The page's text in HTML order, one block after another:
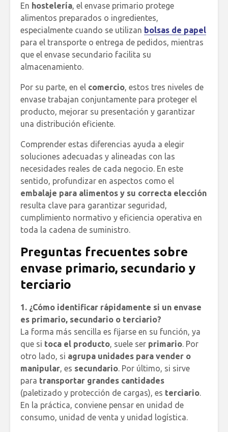
En hostelería , el envase primario protege
alimentos preparados o ingredientes,
especialmente cuando se utilizan bolsas de papel
para el transporte o entrega de pedidos, mientras
que el envase secundario facilita su
almacenamiento.
Por su parte, en el comercio , estos tres niveles de
envase trabajan conjuntamente para proteger el
producto, mejorar su presentación y garantizar
una distribución eficiente.
Comprender estas diferencias ayuda a elegir
soluciones adecuadas y alineadas con las
necesidades reales de cada negocio. En este
sentido, profundizar en aspectos como el
embalaje para alimentos y su correcta elección
resulta clave para garantizar seguridad,
cumplimiento normativo y eficiencia operativa en
toda la cadena de suministro.
Preguntas frecuentes sobre
envase primario, secundario y
terciario
1. ¿Cómo identificar rápidamente si un envase
es primario, secundario o terciario?
La forma más sencilla es fijarse en su función, ya
que si toca el producto , suele ser primario . Por
otro lado, si agrupa unidades para vender o
manipular , es secundario . Por último, si sirve
para transportar grandes cantidades
(paletizado y protección de cargas), es terciario
En la práctica, conviene pensar en unidad de
consumo, unidad de venta y unidad logística.